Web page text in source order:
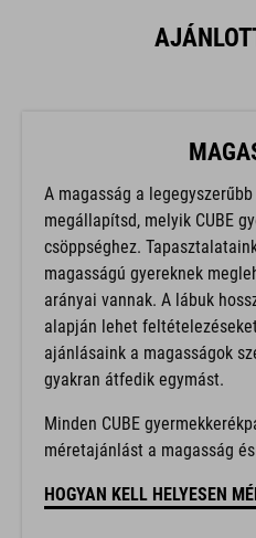
A magasság a
megállapítsd, melyik CUBE
csöppséghez.
magasságú gyereknek
arányai vannak. A lábuk
alapján lehet
ajánlásaink a magasságok
gyakran átfedik egymást.
Minden CUBE
méretajánlást a magasság
HOGYAN KELL HELYESEN